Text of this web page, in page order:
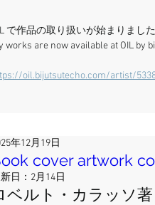
で作品の取り扱いが始まりました
works are now available at OIL by
oil.bijutsutecho.com/artist/
cover artwork
年12月19日
日： 2月14日
ベルト・カラッソ